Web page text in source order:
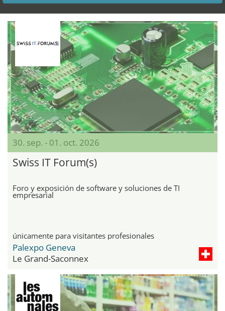
30. sep. - 01. oct. 2026
Swiss IT Forum(s)
Foro y exposición de software y soluciones de TI
empresarial
únicamente para visitantes profesionales
Palexpo Geneva
Le Grand-Saconnex